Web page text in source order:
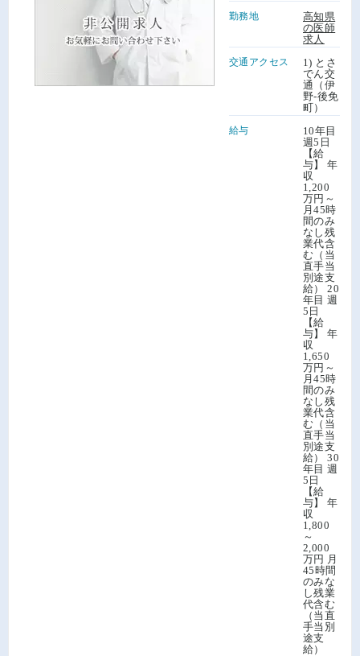
勤務地
高知県
の医師
求人
交通アクセス
1) とさ
でん交
通（伊
野-後免
町）
給与
10年目
週5日
【給
与】 年
収
1,200
万円～
月45時
間のみ
なし残
業代含
む（当
直手当
別途支
給） 20
年目 週
5日
【給
与】 年
収
1,650
万円～
月45時
間のみ
なし残
業代含
む（当
直手当
別途支
給） 30
年目 週
5日
【給
与】 年
収
1,800
～
2,000
万円 月
45時間
のみな
し残業
代含む
（当直
手当別
途支
給）